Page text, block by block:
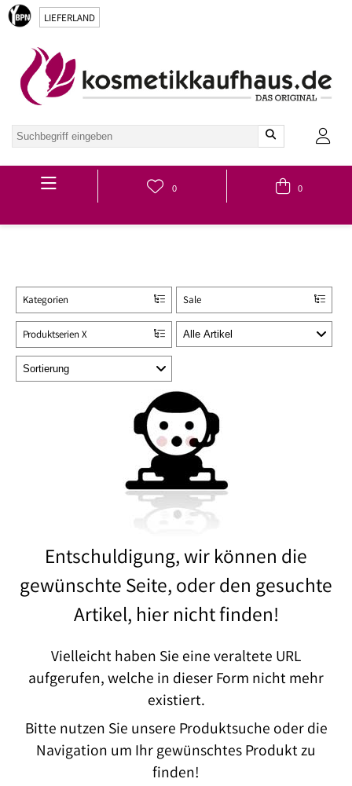
LIEFERLAND
Hauptmenü
0 0
Kategorien Sale
Produktserien X
Entschuldigung, wir können die
gewünschte Seite, oder den gesuchte
Artikel, hier nicht finden!
Vielleicht haben Sie eine veraltete URL
aufgerufen, welche in dieser Form nicht mehr
existiert.
Bitte nutzen Sie unsere Produktsuche oder die
Navigation um Ihr gewünschtes Produkt zu
finden!